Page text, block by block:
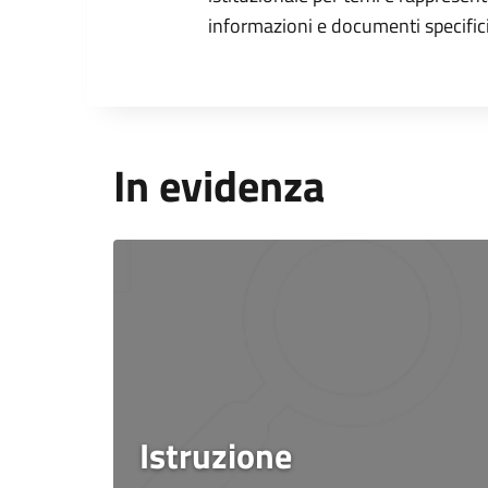
informazioni e documenti
In evidenza
Istruzione